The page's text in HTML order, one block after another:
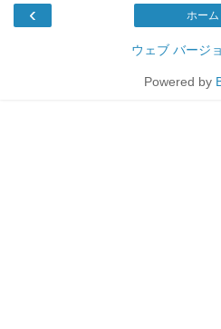
‹ ホーム
ウェブ バージ
Powered by